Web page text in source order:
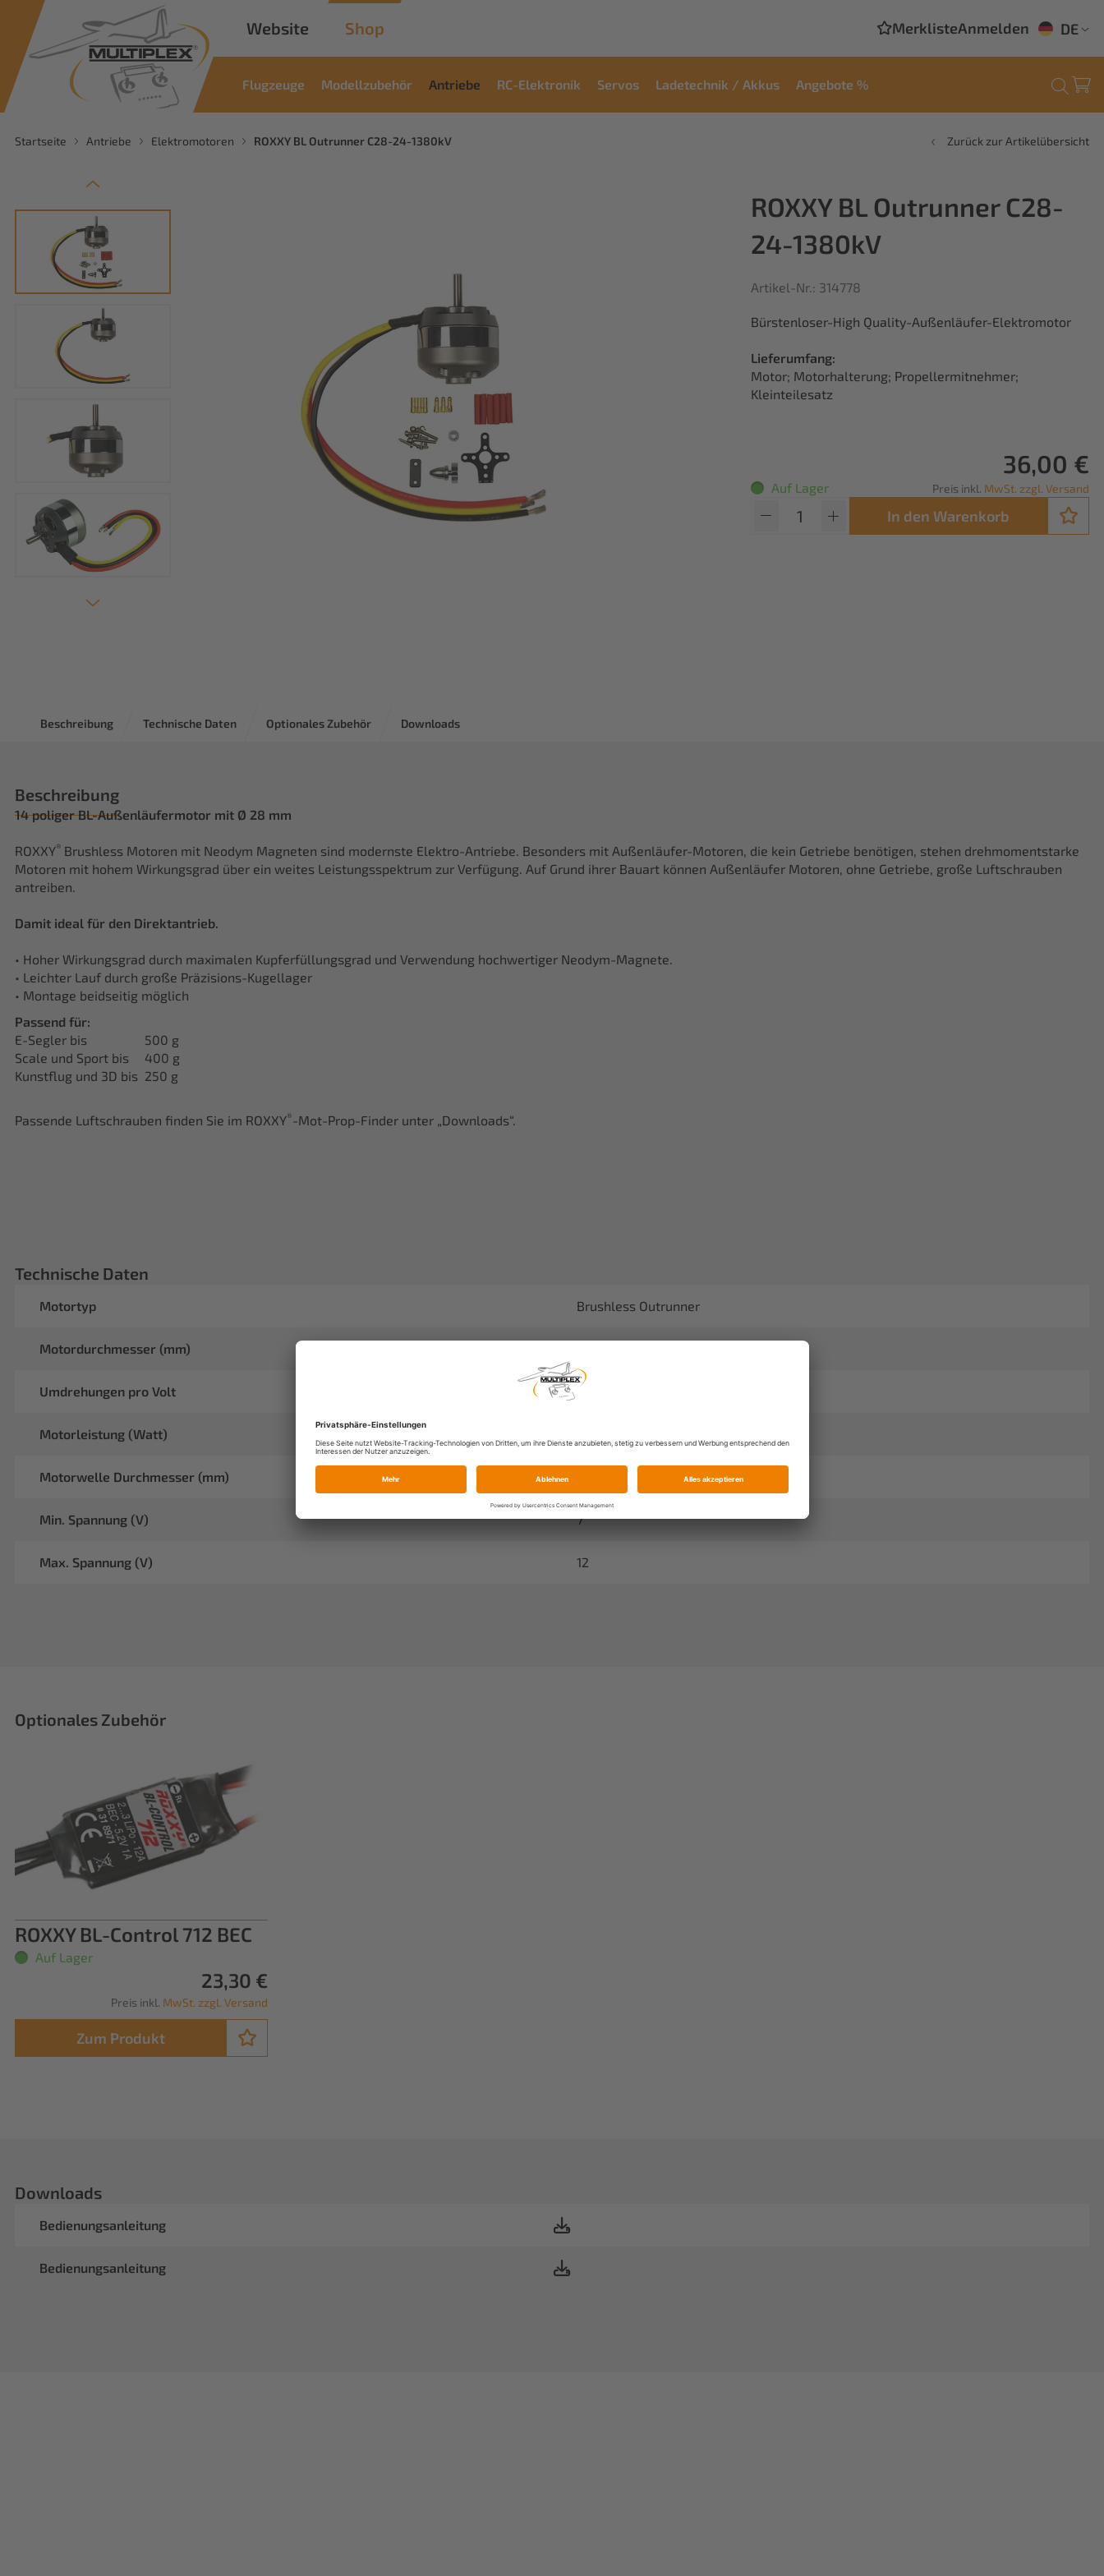
Website Shop MerklisteAnmelden DE
Flugzeuge Modellzubehör Antriebe RC-Elektronik Servos Ladetechnik / Akkus Angebote %
Startseite Antriebe Elektromotoren ROXXY BL Outrunner C28-24-1380kV Zurück zur Artikelübersicht
ROXXY BL Outrunner C28-
24-1380kV
Artikel-Nr.: 314778
Bürstenloser-High Quality-Außenläufer-Elektromotor
Lieferumfang:
Motor; Motorhalterung; Propellermitnehmer;
Kleinteilesatz
36,00 €
Preis inkl. MwSt. zzgl. Versand
Auf Lager
In den Warenkorb
Beschreibung Technische Daten Optionales Zubehör Downloads
Beschreibung
14 poliger BL-Außenläufermotor mit Ø 28 mm
ROXXY® Brushless Motoren mit Neodym Magneten sind modernste Elektro-Antriebe. Besonders mit Außenläufer-Motoren, die kein Getriebe benötigen, stehen drehmomentstarke
Motoren mit hohem Wirkungsgrad über ein weites Leistungsspektrum zur Verfügung. Auf Grund ihrer Bauart können Außenläufer Motoren, ohne Getriebe, große Luftschrauben
antreiben.
Damit ideal für den Direktantrieb.
• Hoher Wirkungsgrad durch maximalen Kupferfüllungsgrad und Verwendung hochwertiger Neodym-Magnete.
• Leichter Lauf durch große Präzisions-Kugellager
• Montage beidseitig möglich
Passend für:
E-Segler bis
500 g
Scale und Sport bis
400 g
Kunstflug und 3D bis 250 g
Passende Luftschrauben finden Sie im ROXXY®-Mot-Prop-Finder unter „Downloads“.
Technische Daten
Motortyp Brushless Outrunner
Motordurchmesser (mm)
Umdrehungen pro Volt 1380
Motorleistung (Watt)
Motorwelle Durchmesser (mm)
Min. Spannung (V) 7
Max. Spannung (V) 12
Optionales Zubehör
ROXXY BL-Control 712 BEC
Auf Lager
23,30 €
Preis inkl. MwSt. zzgl. Versand
Zum Produkt
Downloads
Bedienungsanleitung
Bedienungsanleitung